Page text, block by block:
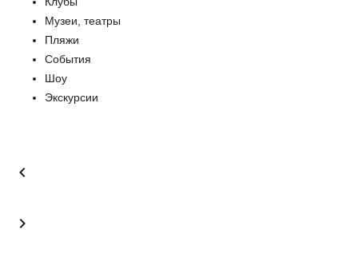
Музеи, театры
Пляжи
События
Шоу
Экскурсии

